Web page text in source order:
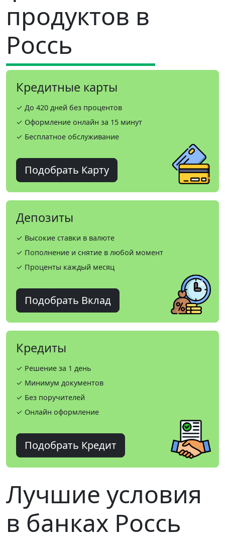
продуктов в
Россь
Кредитные карты
✓ До 420 дней без процентов
✓ Оформление онлайн за 15 минут
✓ Бесплатное обслуживание
Подобрать Карту
Депозиты
✓ Высокие ставки в валюте
✓ Пополнение и снятие в любой момент
✓ Проценты каждый месяц
Подобрать Вклад
Кредиты
✓ Решение за 1 день
✓ Минимум документов
✓ Без поручителей
✓ Онлайн оформление
Подобрать Кредит
Лучшие условия
в банках Россь